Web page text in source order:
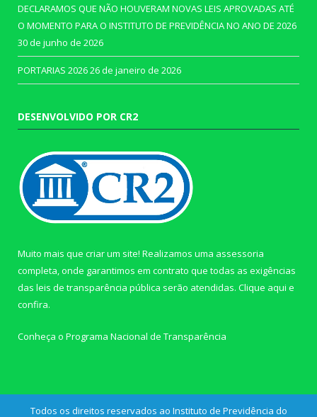
DECLARAMOS QUE NÃO HOUVERAM NOVAS LEIS APROVADAS ATÉ
O MOMENTO PARA O INSTITUTO DE PREVIDÊNCIA NO ANO DE 2026
30 de junho de 2026
PORTARIAS 202626 de janeiro de 2026
DESENVOLVIDO POR CR2
Muito mais que criar um site! Realizamos uma assessoria
completa, onde garantimos em contrato que todas as exigências
das leis de transparência pública serão atendidas. Clique aqui e
confira.
Conheça o Programa Nacional de Transparência
Todos os direitos reservados ao Instituto de Previdência do